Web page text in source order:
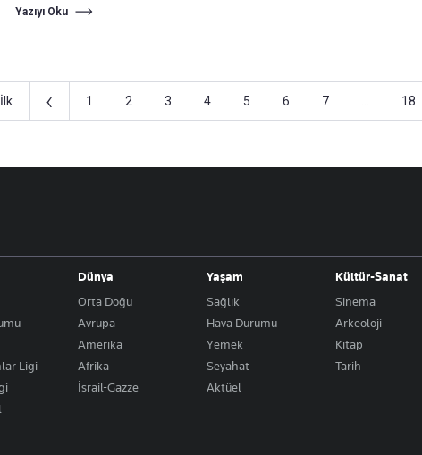
Yazıyı Oku
‹ 1 2 3 4 5 6 7 18
Ligi
Dünya
Orta Doğu
Avrupa
Amerika
Afrika
İsrail-Gazze
Yaşam
Sağlık
Hava Durumu
Yemek
Seyahat
Aktüel
Kültür-Sanat
Sinema
Arkeoloji
Kitap
Tarih